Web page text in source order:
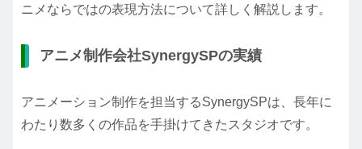
ニメならではの表現方法について詳しく解説します。
アニメ制作会社SynergySPの実績
アニメーション制作を担当するSynergySPは、長年に
わたり数多くの作品を手掛けてきたスタジオです。